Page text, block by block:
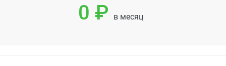
0 ₽ в месяц